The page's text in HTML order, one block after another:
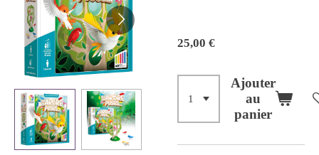
25,00 €
Ajouter
au
panier